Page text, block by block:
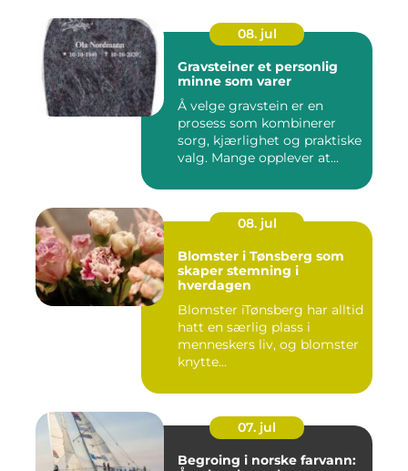
08. jul
Gravsteiner et personlig
minne som varer
Å velge gravstein er en
prosess som kombinerer
sorg, kjærlighet og praktiske
valg. Mange opplever at...
08. jul
Blomster i Tønsberg som
skaper stemning i
hverdagen
Blomster iTønsberg har alltid
hatt en særlig plass i
menneskers liv, og blomster
knytte...
07. jul
Begroing i norske farvann: